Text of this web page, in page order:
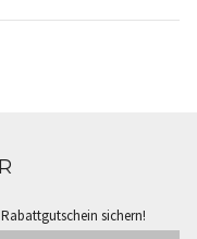
sichern!